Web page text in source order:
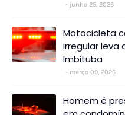
junho 25, 2026
Motocicleta
irregular leva
Imbituba
março 09, 2026
Homem é